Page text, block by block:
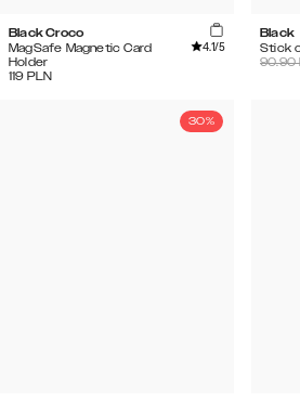
Black Croco
MagSafe Magnetic Card
Holder
4.1/5
119 PLN
Black
Stick
90.90
30%